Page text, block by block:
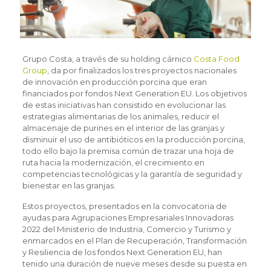
Grupo Costa, a través de su holding cárnico Costa Food
Group , da por finalizados los tres proyectos nacionales
de innovación en producción porcina que eran
financiados por fondos Next Generation EU. Los objetivos
de estas iniciativas han consistido en evolucionar las
estrategias alimentarias de los animales, reducir el
almacenaje de purines en el interior de las granjas y
disminuir el uso de antibióticos en la producción porcina,
todo ello bajo la premisa común de trazar una hoja de
ruta hacia la modernización, el crecimiento en
competencias tecnológicas y la garantía de seguridad y
bienestar en las granjas.
Estos proyectos, presentados en la convocatoria de
ayudas para Agrupaciones Empresariales Innovadoras
2022 del Ministerio de Industria, Comercio y Turismo y
enmarcados en el Plan de Recuperación, Transformación
y Resiliencia de los fondos Next Generation EU, han
tenido una duración de nueve meses desde su puesta en